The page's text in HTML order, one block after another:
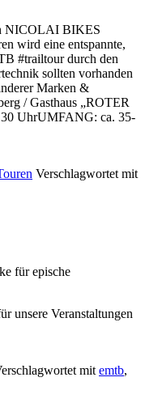
NICOLAI BIKES
wird eine entspannte,
#trailtour durch den
sollten vorhanden
Marken &
/ Gasthaus „ROTER
UhrUMFANG: ca. 35-
Verschlagwortet mit
für epische
unsere Veranstaltungen
mit emtb,